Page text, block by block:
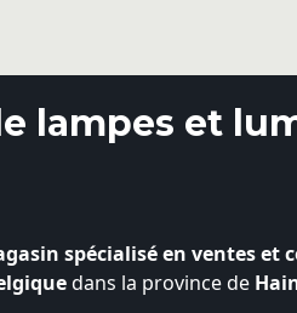
lampes et
spécialisé en ventes et
dans la province de